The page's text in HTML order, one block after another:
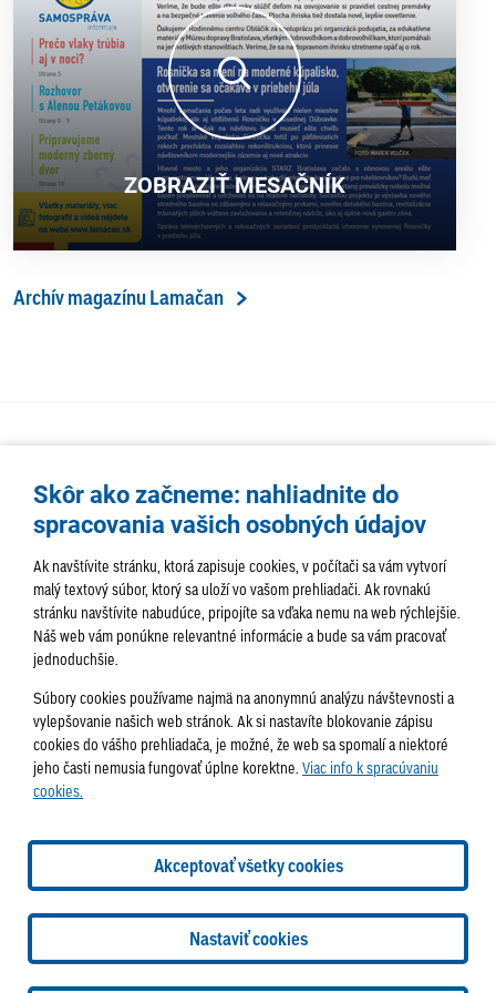
ZOBRAZIŤ MESAČNÍK
Archív magazínu Lamačan
AKTUALITY TÉMA SAMOSPRÁVA
SERVIS
HISTÓRIA PODUJATIA
info@lamac.sk
Dispečing: dispecing@lamac.sk
Doručovanie
novín
Tlačené vydania
Sadzobník inzercie
2026 © Mestská časť Bratislava-Lamač
Tvorba web stránok a
AlejTech, spol. s r.o.
Skôr ako začneme: nahliadnite do
spracovania vašich osobných údajov
Ak navštívite stránku, ktorá zapisuje cookies, v počítači sa vám vytvorí
malý textový súbor, ktorý sa uloží vo vašom prehliadači. Ak rovnakú
stránku navštívite nabudúce, pripojíte sa vďaka nemu na web rýchlejšie.
Náš web vám ponúkne relevantné informácie a bude sa vám pracovať
jednoduchšie.
Súbory cookies používame najmä na anonymnú analýzu návštevnosti a
vylepšovanie našich web stránok. Ak si nastavíte blokovanie zápisu
cookies do vášho prehliadača, je možné, že web sa spomalí a niektoré
jeho časti nemusia fungovať úplne korektne. Viac info k spracúvaniu
cookies.
Akceptovať všetky cookies
Nastaviť cookies